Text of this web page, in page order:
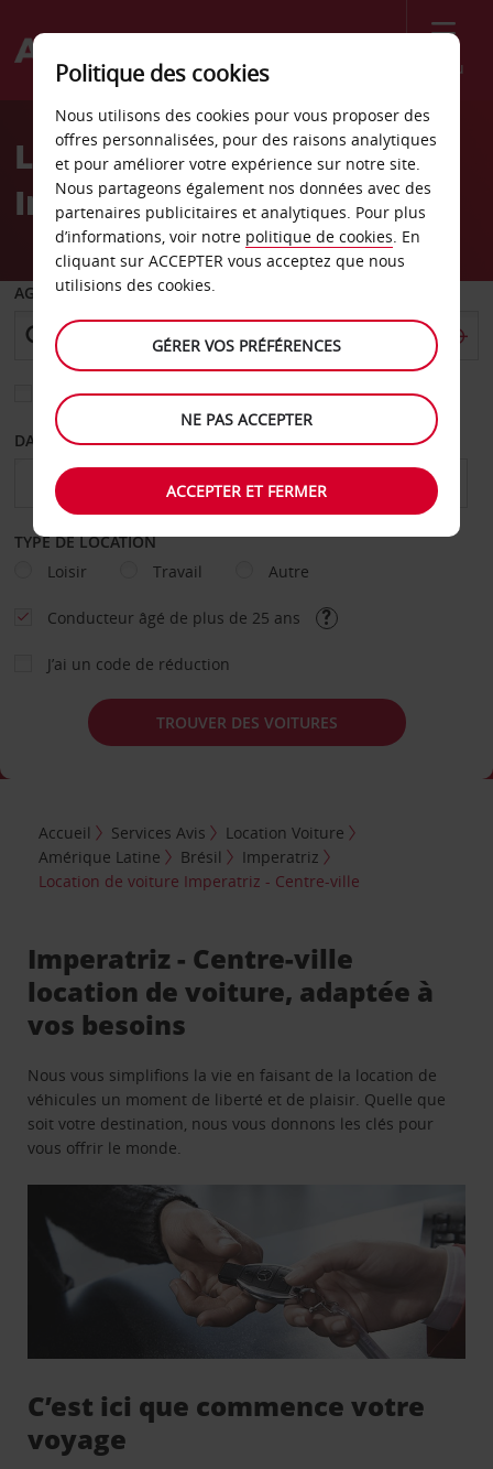
Menu
Welcome
AvisLocation de voiture
Imperatriz - Centre-ville
AGENCE DE DÉPART
Sélectionnez une autre agence de retour
DATE DE DÉPART DATE DE RETOUR
TYPE DE LOCATION
Loisir
Travail Autre
Conducteur âgé de plus de 25 ans
J’ai un code de réduction
TROUVER DES VOITURES
Accueil Services Avis
Location Voiture
Amérique Latine
Brésil
Imperatriz
Location de voiture Imperatriz - Centre-ville
Imperatriz - Centre-ville
location de voiture, adaptée à
vos besoins
Nous vous simplifions la vie en faisant de la location de
véhicules un moment de liberté et de plaisir. Quelle que
soit votre destination, nous vous donnons les clés pour
vous offrir le monde.
C’est ici que commence votre
voyage
Politique des cookies
Nous utilisons des cookies pour vous proposer des
offres personnalisées, pour des raisons analytiques
et pour améliorer votre expérience sur notre site.
Nous partageons également nos données avec des
partenaires publicitaires et analytiques. Pour plus
d’informations, voir notre politique de cookies. En
cliquant sur ACCEPTER vous acceptez que nous
utilisions des cookies.
GÉRER VOS PRÉFÉRENCES
NE PAS ACCEPTER
ACCEPTER ET FERMER